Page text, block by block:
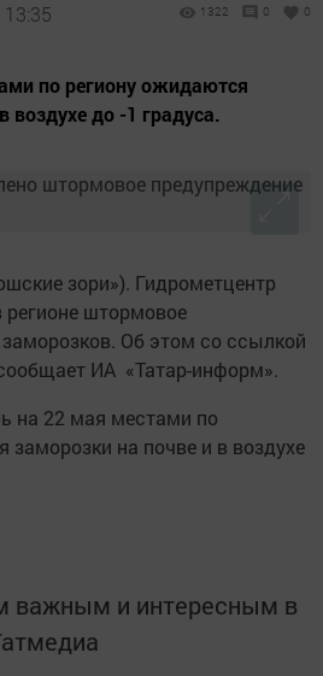
1322 0 0
по региону ожидаются
воздухе до -1 градуса.
зори»). Гидрометцентр
штормовое
Об этом со ссылкой
ИА «Татар-информ».
на 22 мая местами по
заморозки на почве и в воздухе
важным и интересным в